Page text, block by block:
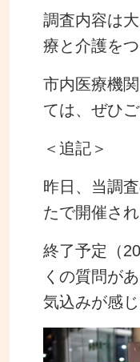
調査内容は
療と介護を
市内医療機
ては、ぜひ
＜追記＞
昨日、当調
たで開催され
終了予定（
くの質問が
気込みが感